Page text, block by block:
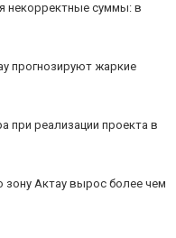
некорректные суммы: в
прогнозируют жаркие
при реализации проекта в
Актау вырос более чем